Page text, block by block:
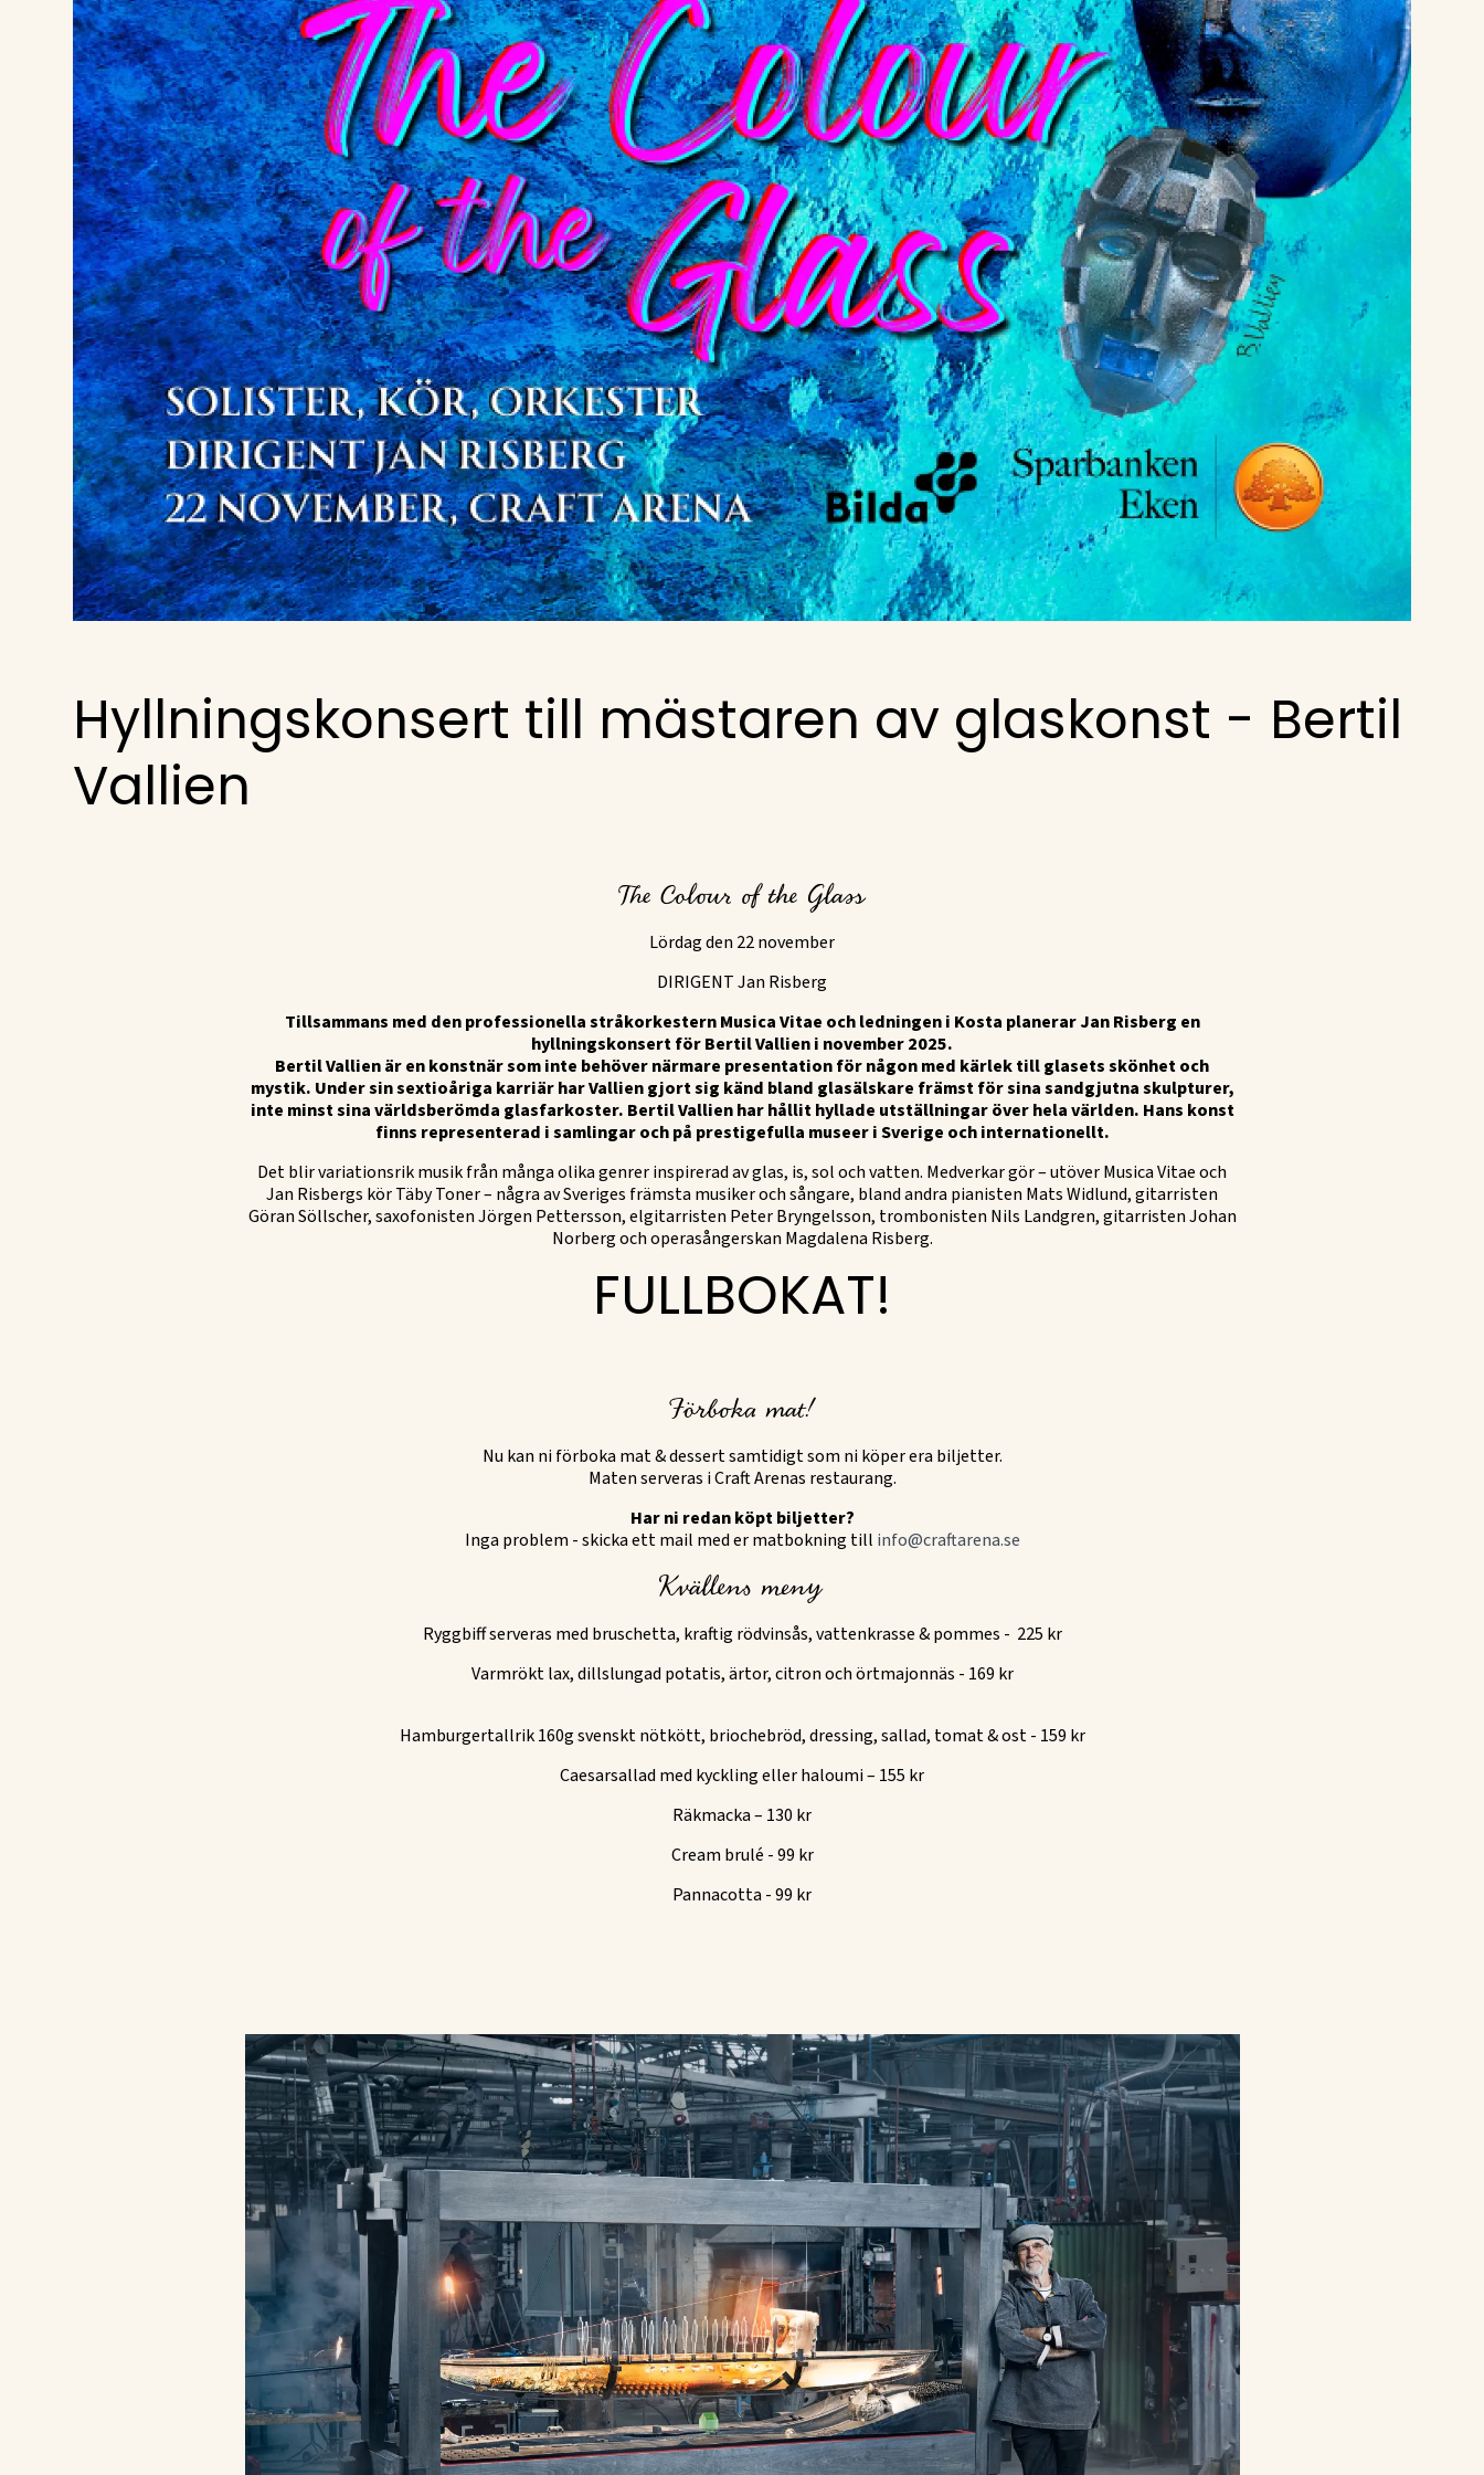
Hyllningskonsert till mästaren av glaskonst - Bertil
Vallien
The Colour of the Glass
Lördag den 22 november
DIRIGENT Jan Risberg
Tillsammans med den professionella stråkorkestern Musica Vitae och ledningen i Kosta planerar Jan Risberg en
hyllningskonsert för Bertil Vallien i november 2025.
Bertil Vallien är en konstnär som inte behöver närmare presentation för någon med kärlek till glasets skönhet och
mystik. Under sin sextioåriga karriär har Vallien gjort sig känd bland glasälskare främst för sina sandgjutna skulpturer,
inte minst sina världsberömda glasfarkoster. Bertil Vallien har hållit hyllade utställningar över hela världen. Hans konst
finns representerad i samlingar och på prestigefulla museer i Sverige och internationellt.
Det blir variationsrik musik från många olika genrer inspirerad av glas, is, sol och vatten. Medverkar gör – utöver Musica Vitae och
Jan Risbergs kör Täby Toner – några av Sveriges främsta musiker och sångare, bland andra pianisten Mats Widlund, gitarristen
Göran Söllscher, saxofonisten Jörgen Pettersson, elgitarristen Peter Bryngelsson, trombonisten Nils Landgren, gitarristen Johan
Norberg och operasångerskan Magdalena Risberg.
FULLBOKAT!
Förboka mat!
Nu kan ni förboka mat & dessert samtidigt som ni köper era biljetter.
Maten serveras i Craft Arenas restaurang.
Har ni redan köpt biljetter?
Inga problem - skicka ett mail med er matbokning till info@craftarena.se
Kvällens meny
Ryggbiff serveras med bruschetta, kraftig rödvinsås, vattenkrasse & pommes - 225 kr
Varmrökt lax, dillslungad potatis, ärtor, citron och örtmajonnäs - 169 kr
Hamburgertallrik 160g svenskt nötkött, briochebröd, dressing, sallad, tomat & ost - 159 kr
Caesarsallad med kyckling eller haloumi – 155 kr
Räkmacka – 130 kr
Cream brulé - 99 kr
Pannacotta - 99 kr